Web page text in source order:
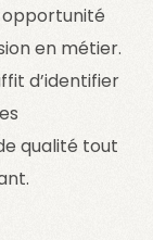
en métier.
d’identifier
qualité tout